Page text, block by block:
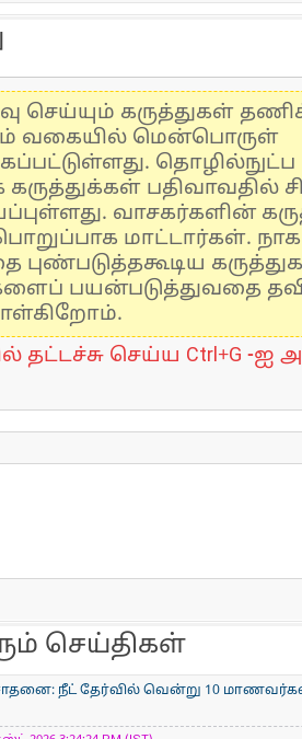
செய்யும் கருத்துகள்
வகையில் மென்பொருள்
பதிவாவதில்
வாசகர்களின்
மாட்டார்கள்.
புண்படுத்தகூடிய
பயன்படுத்துவதை
தட்டச்சு செய்ய Ctrl+G -ஐ
செய்திகள்
நீட் தேர்வில் வென்று 10 மாணவர்கள்